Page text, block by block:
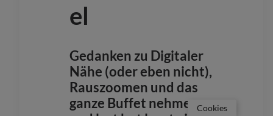
el
Gedanken zu Digitaler
Nähe (oder eben nicht),
Rauszoomen und das
ganze Buffet nehmenCookies